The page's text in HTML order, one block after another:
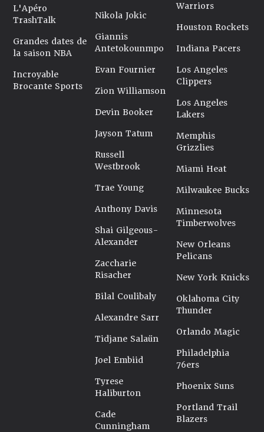
L'Apéro
TrashTalk
Grandes dates de
la saison NBA
Incroyable
Brocante Sports
Nikola Jokic
Giannis
Antetokounmpo
Evan Fournier
Zion Williamson
Devin Booker
Jayson Tatum
Russell
Westbrook
Trae Young
Anthony Davis
Shai Gilgeous-
Alexander
Zaccharie
Risacher
Bilal Coulibaly
Alexandre Sarr
Tidjane Salaün
Joel Embiid
Tyrese
Haliburton
Cade
Cunningham
Warriors
Houston Rockets
Indiana Pacers
Los Angeles
Clippers
Los Angeles
Lakers
Memphis
Grizzlies
Miami Heat
Milwaukee Bucks
Minnesota
Timberwolves
New Orleans
Pelicans
New York Knicks
Oklahoma City
Thunder
Orlando Magic
Philadelphia
76ers
Phoenix Suns
Portland Trail
Blazers